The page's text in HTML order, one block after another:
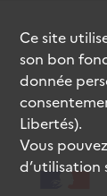
Ce site
son bon
donnée
Libertés).
Vous
d’utilisation